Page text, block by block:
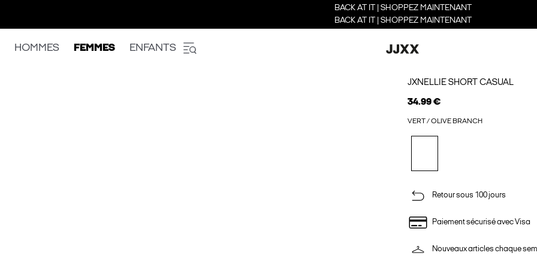
BACK AT IT | SHOPPEZ MAINTENANT
BACK AT IT | SHOPPEZ MAINTENANT
HOMMES FEMMES ENFANTS
JXNELLIE SHORT CASUAL
34.99 €
VERT / OLIVE BRANCH
Retour sous 100 jours
Paiement sécurisé avec Visa
Nouveaux articles chaque